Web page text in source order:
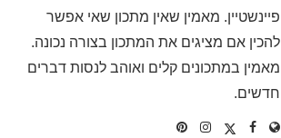
פיינשטיין. מאמין שאין מתכון שאי אפשר
להכין אם מציגים את המתכון בצורה נכונה.
מאמין במתכונים קלים ואוהב לנסות דברים
חדשים.